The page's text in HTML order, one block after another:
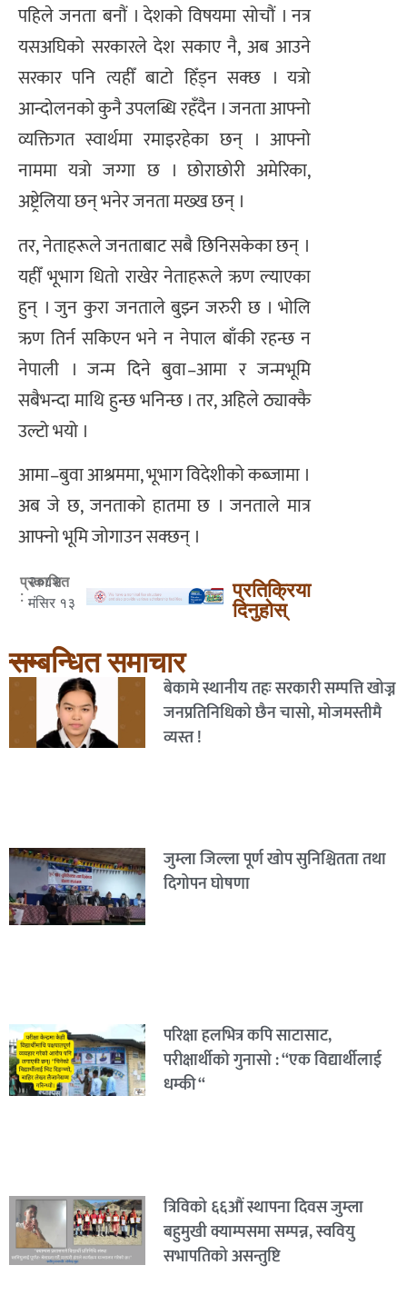
पहिले जनता बनौं । देशको विषयमा सोचौं । नत्र
यसअघिको सरकारले देश सकाए नै, अब आउने
सरकार पनि त्यहीँ बाटो हिँड्न सक्छ । यत्रो
आन्दोलनको कुनै उपलब्धि रहँदैन । जनता आफ्नो
व्यक्तिगत स्वार्थमा रमाइरहेका छन् । आफ्नो
नाममा यत्रो जग्गा छ । छोराछोरी अमेरिका,
अष्ट्रेलिया छन् भनेर जनता मख्ख छन् ।
तर, नेताहरूले जनताबाट सबै छिनिसकेका छन् ।
यहीँ भूभाग धितो राखेर नेताहरूले ऋण ल्याएका
हुन् । जुन कुरा जनताले बुझ्न जरुरी छ । भोलि
ऋण तिर्न सकिएन भने न नेपाल बाँकी रहन्छ न
नेपाली । जन्म दिने बुवा–आमा र जन्मभूमि
सबैभन्दा माथि हुन्छ भनिन्छ । तर, अहिले ठ्याक्कै
उल्टो भयो ।
आमा–बुवा आश्रममा, भूभाग विदेशीको कब्जामा ।
अब जे छ, जनताको हातमा छ । जनताले मात्र
आफ्नो भूमि जोगाउन सक्छन् ।
प्रकाशित
:
२०८२
मंसिर १३
प्रतिक्रिया
दिनुहोस्
सम्बन्धित समाचार
बेकामे स्थानीय तहः सरकारी सम्पत्ति खोज्न
जनप्रतिनिधिको छैन चासो, मोजमस्तीमै
व्यस्त !
जुम्ला जिल्ला पूर्ण खोप सुनिश्चितता तथा
दिगोपन घोषणा
परिक्षा हलभित्र कपि साटासाट,
परीक्षार्थीको गुनासो : “एक विद्यार्थीलाई
धम्की “
त्रिविको ६६औं स्थापना दिवस जुम्ला
बहुमुखी क्याम्पसमा सम्पन्न, स्ववियु
सभापतिको असन्तुष्टि